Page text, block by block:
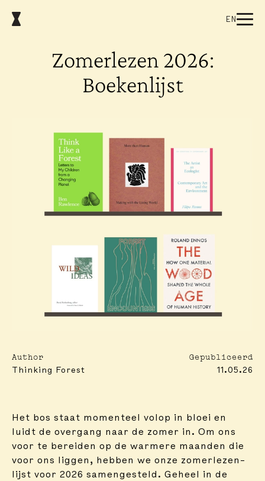
EN
Zomerlezen 2026:
Boekenlijst
Author
Thinking Forest
Gepubliceerd
11.05.26
Het bos staat momenteel volop in bloei en
luidt de overgang naar de zomer in. Om ons
voor te bereiden op de warmere maanden die
voor ons liggen, hebben we onze zomerlezen-
lijst voor 2026 samengesteld. Geheel in de